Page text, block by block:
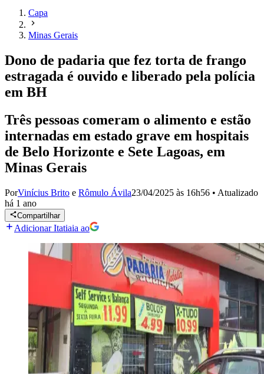
Capa
Minas Gerais
Dono de padaria que fez torta de frango
estragada é ouvido e liberado pela polícia
em BH
Três pessoas comeram o alimento e estão
internadas em estado grave em hospitais
de Belo Horizonte e Sete Lagoas, em
Minas Gerais
PorVinícius Brito e Rômulo Ávila23/04/2025 às 16h56 • Atualizado
há 1 ano
Compartilhar
Adicionar Itatiaia ao